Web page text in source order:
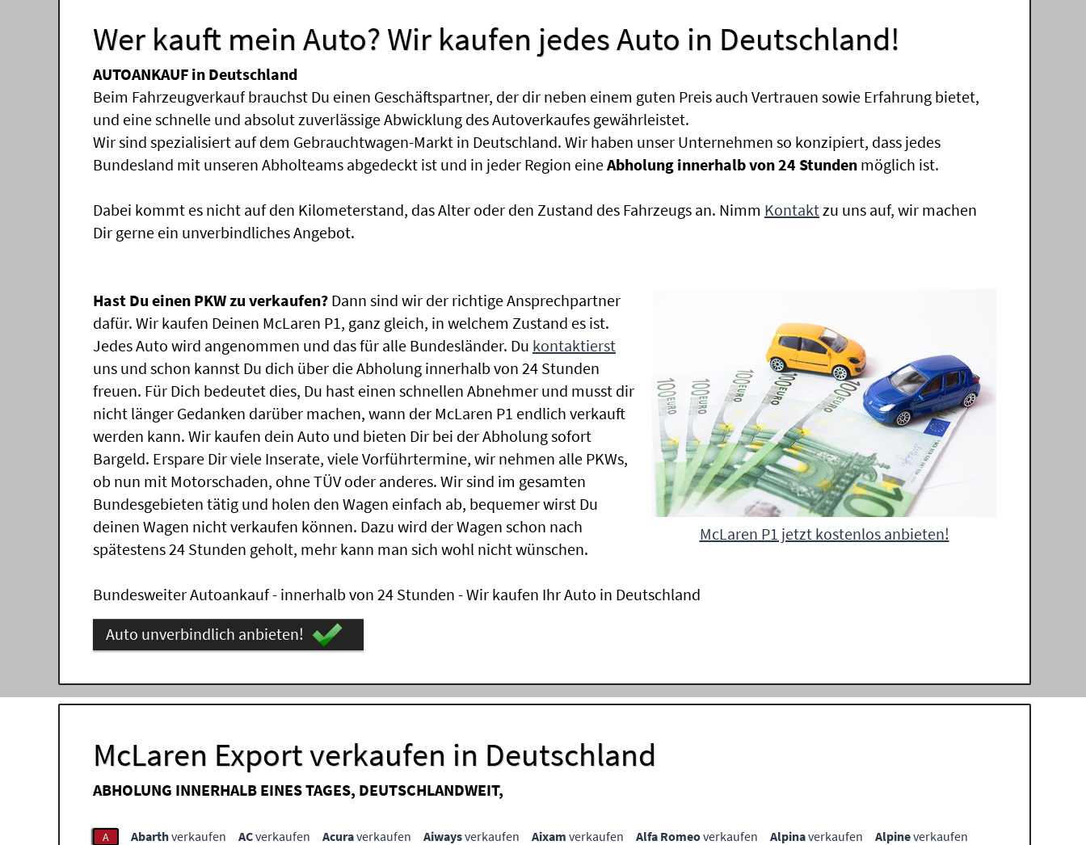
Wer kauft mein Auto? Wir kaufen jedes Auto in Deutschland!
AUTOANKAUF in Deutschland
Beim Fahrzeugverkauf brauchst Du einen Geschäftspartner, der dir neben einem guten Preis auch Vertrauen sowie Erfahrung bietet,
und eine schnelle und absolut zuverlässige Abwicklung des Autoverkaufes gewährleistet.
Wir sind spezialisiert auf dem Gebrauchtwagen-Markt in Deutschland. Wir haben unser Unternehmen so konzipiert, dass jedes
Bundesland mit unseren Abholteams abgedeckt ist und in jeder Region eineAbholung innerhalb von 24 Stunden möglich ist.
Dabei kommt es nicht auf den Kilometerstand, das Alter oder den Zustand des Fahrzeugs an. Nimm Kontaktzu uns auf, wir machen
Dir gerne ein unverbindliches Angebot.
McLaren P1 jetzt kostenlos anbieten!
Hast Du einen PKW zu verkaufen? Dann sind wir der richtige Ansprechpartner
dafür. Wir kaufen Deinen McLaren P1, ganz gleich, in welchem Zustand es ist.
Jedes Auto wird angenommen und das für alle Bundesländer. Du kontaktierst
uns und schon kannst Du dich über die Abholung innerhalb von 24 Stunden
freuen. Für Dich bedeutet dies, Du hast einen schnellen Abnehmer und musst dir
nicht länger Gedanken darüber machen, wann der McLaren P1 endlich verkauft
werden kann. Wir kaufen dein Auto und bieten Dir bei der Abholung sofort
Bargeld. Erspare Dir viele Inserate, viele Vorführtermine, wir nehmen alle PKWs,
ob nun mit Motorschaden, ohne TÜV oder anderes. Wir sind im gesamten
Bundesgebieten tätig und holen den Wagen einfach ab, bequemer wirst Du
deinen Wagen nicht verkaufen können. Dazu wird der Wagen schon nach
spätestens 24 Stunden geholt, mehr kann man sich wohl nicht wünschen.
Bundesweiter Autoankauf - innerhalb von 24 Stunden - Wir kaufen Ihr Auto in Deutschland
Auto unverbindlich anbieten!
McLaren Export verkaufen in Deutschland
ABHOLUNG INNERHALB EINES TAGES, DEUTSCHLANDWEIT,
A Abarthverkaufen ACverkaufen Acuraverkaufen Aiwaysverkaufen Aixam verkaufen Alfa Romeoverkaufen Alpinaverkaufen Alpineverkaufen